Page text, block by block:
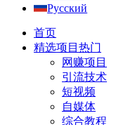
Русский
首页
精选项目 热门
网赚项目
引流技术
短视频
自媒体
综合教程